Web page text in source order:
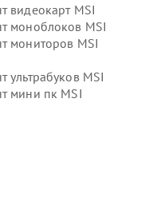
видеокарт MSI
моноблоков MSI
мониторов MSI
ультрабуков MSI
мини пк MSI